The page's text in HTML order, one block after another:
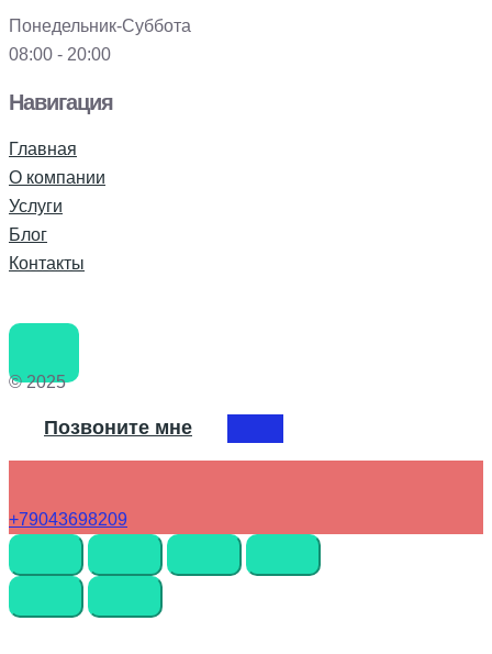
Понедельник-Суббота
08:00 - 20:00
Навигация
Главная
О компании
Услуги
Блог
Контакты
© 2025
Позвоните мне
+79043698209